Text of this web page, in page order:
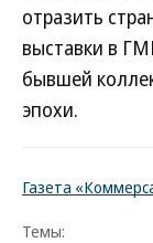
отразить
выставки в
бывшей
эпохи.
Газета
Темы: